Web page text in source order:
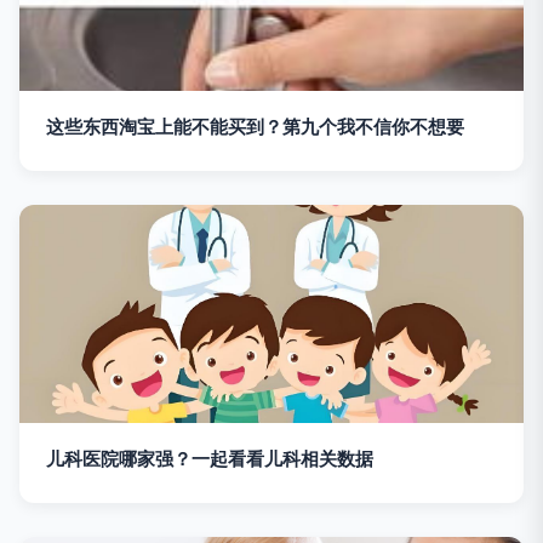
这些东西淘宝上能不能买到？第九个我不信你不想要
儿科医院哪家强？一起看看儿科相关数据